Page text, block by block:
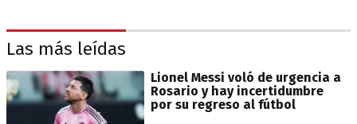
Las más leídas
Lionel Messi voló de urgencia a
Rosario y hay incertidumbre
por su regreso al fútbol